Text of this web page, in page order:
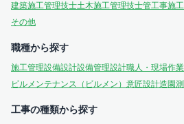
建築施工管理技士土木施工管理技士管工事施
その他
職種から探す
施工管理設備設計設備管理設計職人・現場作
ビルメンテナンス（ビルメン） 意匠設計造園
工事の種類から探す